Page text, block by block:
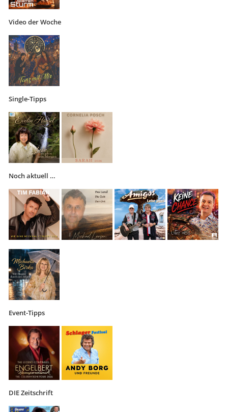
Video der Woche
Single-Tipps
Noch aktuell …
Event-Tipps
DIE Zeitschrift